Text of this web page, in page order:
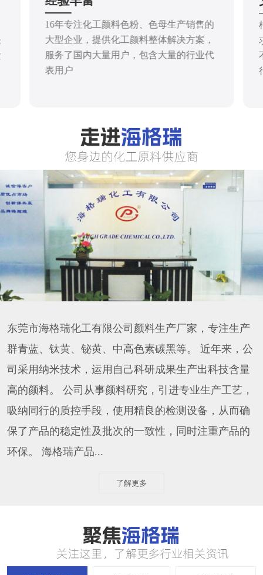
16年专注化工颜料色粉、色母生产销售的
大型企业，提供化工颜料整体解决方案，
服务了国内大量用户，包含大量的行业代
表用户
东莞市海格瑞化工有限公司颜料生产厂家，专注生产
群青蓝、钛黄、铋黄、中高色素碳黑等。 近年来，公
司采用纳米技术，运用自己科研成果生产出科技含量
高的颜料。 公司从事颜料研究，引进专业生产工艺，
吸纳同行的质控手段，使用精良的检测设备，从而确
保了产品的稳定性及批次的一致性，同时注重产品的
环保。 海格瑞产品...
了解更多